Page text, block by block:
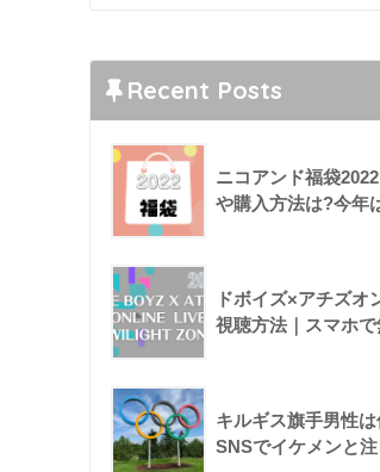
Recent Posts
ニコアンド福袋
や購入方法は?今年
ドボイズ×アチズオ
視聴方法｜スマホ
キルギス旗手男性
SNSでイケメンと注